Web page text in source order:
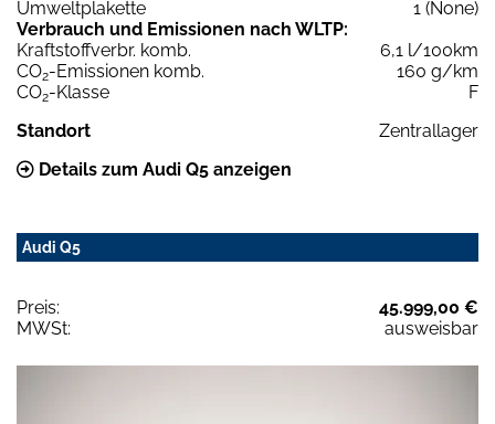
Umweltplakette
1 (None)
Verbrauch und Emissionen nach WLTP:
Kraftstoffverbr. komb.
6,1 l/100km
CO2-Emissionen komb.
160 g/km
CO2-Klasse
F
Standort
Zentrallager
Details zum Audi Q5 anzeigen
Audi Q5
Preis:
45.999,00 €
MWSt:
ausweisbar